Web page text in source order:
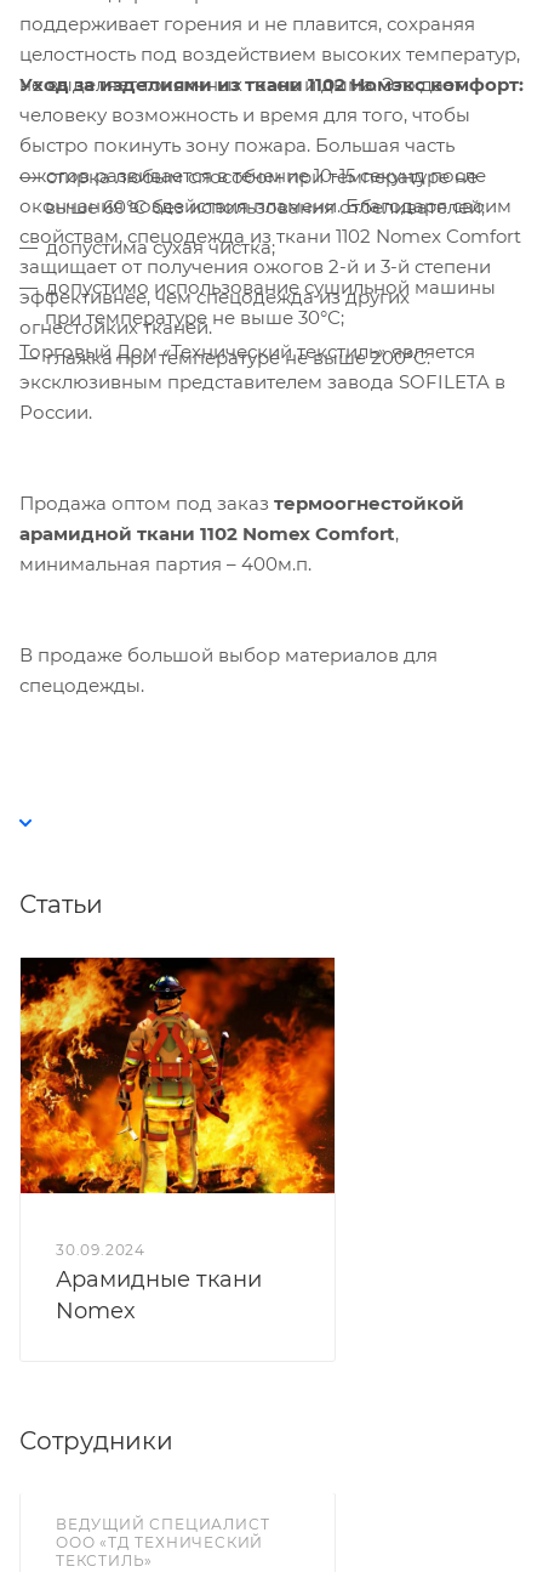
поддерживает горения и не плавится, сохраняя
целостность под воздействием высоких температур,
не выделяет токсичных газов и дыма. Это дает
человеку возможность и время для того, чтобы
быстро покинуть зону пожара. Большая часть
ожогов развивается в течение 10-15 секунд после
окончания воздействия пламени. Благодаря своим
свойствам, спецодежда из ткани 1102 Nomex Comfort
защищает от получения ожогов 2-й и 3-й степени
эффективнее, чем спецодежда из других
огнестойких тканей.
Уход за изделиями из ткани 1102 Номэкс комфорт:
стирка любым способом при температуре не
выше 60°С без использования отбеливателей;
допустима сухая чистка;
допустимо использование сушильной машины
при температуре не выше 30°С;
глажка при температуре не выше 200°С.
Торговый Дом «Технический текстиль» является
эксклюзивным представителем завода SOFILETA в
России.
Продажа оптом под заказ термоогнестойкой
арамидной ткани 1102 Nomex Comfort,
минимальная партия – 400м.п.
В продаже большой выбор материалов для
спецодежды.
Статьи
30.09.2024
Арамидные ткани
Nomex
Сотрудники
ВЕДУЩИЙ СПЕЦИАЛИСТ
ООО «ТД ТЕХНИЧЕСКИЙ
ТЕКСТИЛЬ»
Компания «Торговый Дом Технический
Текстиль» использует cookie-файлы и
обрабатывает персональные данные с
использованием Яндекс Метрики. Это
улучшает работу сайта и
взаимодействие с ним. Подробнее - в
Политике. Подтвердите ваше согласие,
нажав кнопку "Принять".
Принять